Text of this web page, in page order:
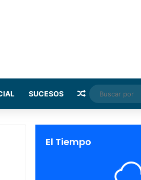
SUCESOS Random Article
El Tiempo